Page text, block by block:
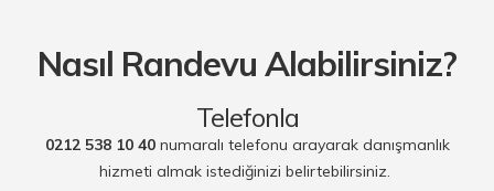
Nasıl Randevu Alabilirsiniz?
Telefonla
0212 538 10 40numaralı telefonu arayarak danışmanlık
hizmeti almak istediğinizi belirtebilirsiniz.